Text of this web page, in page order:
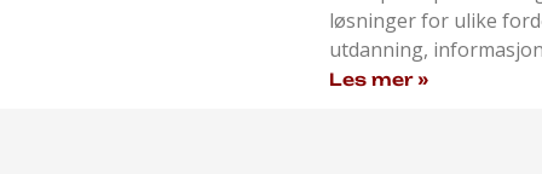
løsninger for ulike
utdanning,
Les mer »